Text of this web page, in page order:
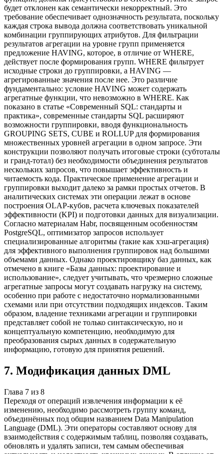
будет отклонен как семантически некорректный. Это
требование обеспечивает однозначность результата, поскольку
каждая строка вывода должна соответствовать уникальной
комбинации группирующих атрибутов. Для фильтрации
результатов агрегации на уровне групп применяется
предложение HAVING, которое, в отличие от WHERE,
действует после формирования групп. WHERE фильтрует
исходные строки до группировки, а HAVING —
агрегированные значения после нее. Это различие
фундаментально: условие HAVING может содержать
агрегатные функции, что невозможно в WHERE. Как
показано в статье «Современный SQL: стандарты и
практика», современные стандарты SQL расширяют
возможности группировки, вводя функциональность
GROUPING SETS, CUBE и ROLLUP для формирования
множественных уровней агрегации в одном запросе. Эти
конструкции позволяют получать итоговые строки (субтоталы
и гранд-тотал) без необходимости объединения результатов
нескольких запросов, что повышает эффективность и
читаемость кода. Практическое применение агрегации и
группировки выходит далеко за рамки простых отчетов. В
аналитических системах эти операции лежат в основе
построения OLAP-кубов, расчета ключевых показателей
эффективности (KPI) и подготовки данных для визуализации.
Согласно материалам Habr, посвященным особенностям
PostgreSQL, оптимизатор запросов использует
специализированные алгоритмы (такие как хэш-агрегация)
для эффективного выполнения группировок над большими
объемами данных. Однако проектировщику баз данных, как
отмечено в книге «Базы данных: проектирование и
использование», следует учитывать, что чрезмерно сложные
агрегатные запросы могут создавать нагрузку на систему,
особенно при работе с недостаточно нормализованными
схемами или при отсутствии подходящих индексов. Таким
образом, владение техниками агрегации и группировки
представляет собой не только синтаксическую, но и
концептуальную компетенцию, необходимую для
преобразования сырых данных в содержательную
информацию, готовую для принятия решений.
7. Модификация данных DML
Глава 7 из 8
Переходя от операций извлечения информации к её
изменению, необходимо рассмотреть группу команд,
объединённых под общим названием Data Manipulation
Language (DML). Эти операторы составляют основу для
взаимодействия с содержимым таблиц, позволяя создавать,
обновлять и удалять записи, тем самым обеспечивая